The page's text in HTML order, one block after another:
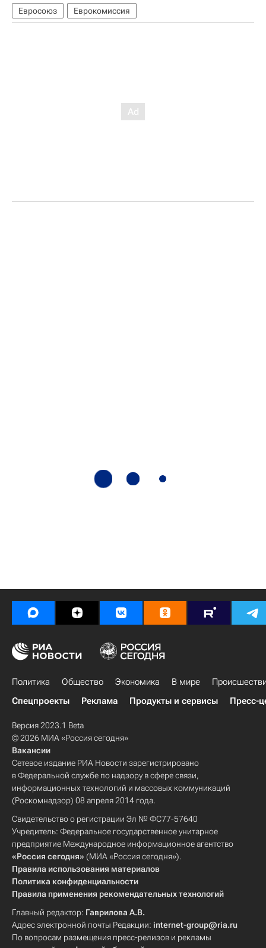
Евросоюз
Еврокомиссия
Политика Общество Экономика В мире
Спецпроекты
Реклама Продукты и сервисы Пресс-
Версия 2023.1 Beta
© 2026 МИА «Россия сегодня»
Вакансии
Сетевое издание РИА Новости зарегистрировано
в Федеральной службе по надзору в сфере связи,
информационных технологий и массовых коммуникаций
(Роскомнадзор) 08 апреля 2014 года.
Свидетельство о регистрации Эл № ФС77-57640
Учредитель: Федеральное государственное унитарное
предприятие Международное информационное агентство
«Россия сегодня» (МИА «Россия сегодня»).
Правила использования материалов
Политика конфиденциальности
Правила применения рекомендательных технологий
Главный редактор: Гаврилова А.В.
Адрес электронной почты Редакции: internet-group@ria.ru
По вопросам размещения пресс-релизов и рекламы